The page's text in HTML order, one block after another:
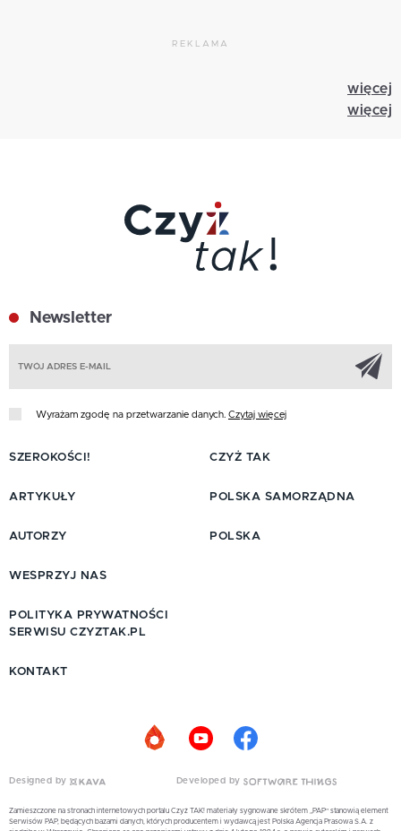
REKLAMA
więcej
więcej
Newsletter
Wyrażam zgodę na przetwarzanie danych. Czytaj więcej
SZEROKOŚCI!
ARTYKUŁY
AUTORZY
CZYŻ TAK
POLSKA SAMORZĄDNA
POLSKA
WESPRZYJ NAS
POLITYKA PRYWATNOŚCI
SERWISU CZYZTAK.PL
KONTAKT
Designed by Developed by
Zamieszczone na stronach internetowych portalu Czyż TAK! materiały sygnowane skrótem „PAP” stanowią element
Serwisów PAP, będących bazami danych, których producentem i wydawcą jest Polska Agencja Prasowa S.A. z